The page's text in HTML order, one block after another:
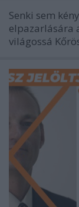
Senki sem
elpazarlására
világossá